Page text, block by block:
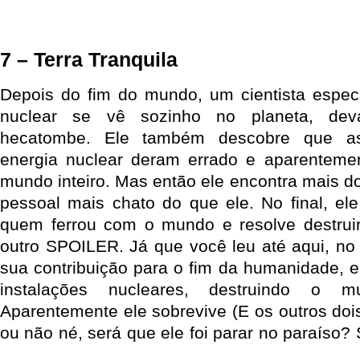
7 – Terra Tranquila
Depois do fim do mundo, um cientista
nuclear se vê sozinho no planeta,
hecatombe. Ele também descobre que
energia nuclear deram errado e
mundo inteiro. Mas então ele encontra mais
pessoal mais chato do que ele. No final,
quem ferrou com o mundo e resolve
outro SPOILER. Já que você leu até aqui,
sua contribuição para o fim da humanidade,
instalações nucleares, destruindo o
Aparentemente ele sobrevive (E os outros
ou não né, será que ele foi parar no paraíso?